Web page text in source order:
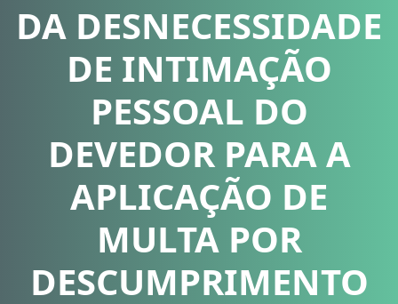
DA DESNECESSIDADE
DE INTIMAÇÃO
PESSOAL DO
DEVEDOR PARA A
APLICAÇÃO DE
MULTA POR
DESCUMPRIMENTO